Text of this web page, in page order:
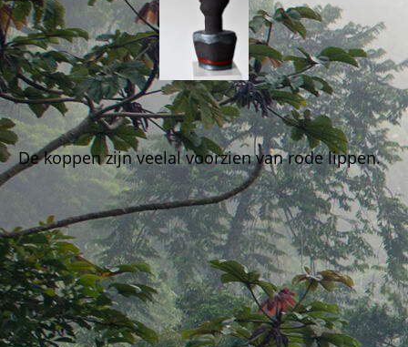
De koppen zijn veelal voorzien van rode lippen.